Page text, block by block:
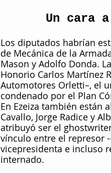
Un cara
Los diputados habrían
de Mecánica de la
Mason y Adolfo Donda.
Honorio Carlos Martínez
Automotores Orletti–, el
condenado por el Plan
En Ezeiza también están
Cavallo, Jorge Radice y
atribuyó ser el
vínculo entre el represor
vicepresidenta e incluso
internado.